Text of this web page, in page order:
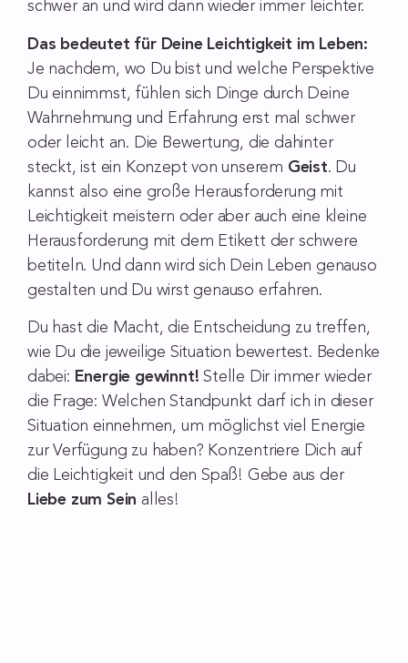
schwer an und wird dann wieder immer leichter.
Das bedeutet für Deine Leichtigkeit im Leben:
Je nachdem, wo Du bist und welche Perspektive
Du einnimmst, fühlen sich Dinge durch Deine
Wahrnehmung und Erfahrung erst mal schwer
oder leicht an. Die Bewertung, die dahinter
steckt, ist ein Konzept von unserem Geist. Du
kannst also eine große Herausforderung mit
Leichtigkeit meistern oder aber auch eine kleine
Herausforderung mit dem Etikett der schwere
betiteln. Und dann wird sich Dein Leben genauso
gestalten und Du wirst genauso erfahren.
Du hast die Macht, die Entscheidung zu treffen,
wie Du die jeweilige Situation bewertest. Bedenke
dabei: Energie gewinnt! Stelle Dir immer wieder
die Frage: Welchen Standpunkt darf ich in dieser
Situation einnehmen, um möglichst viel Energie
zur Verfügung zu haben? Konzentriere Dich auf
die Leichtigkeit und den Spaß! Gebe aus der
Liebe zum Sein alles!